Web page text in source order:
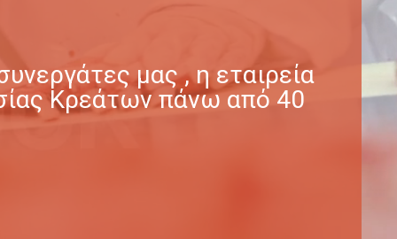
μας , η εταιρεία
Κρεάτων πάνω από 40